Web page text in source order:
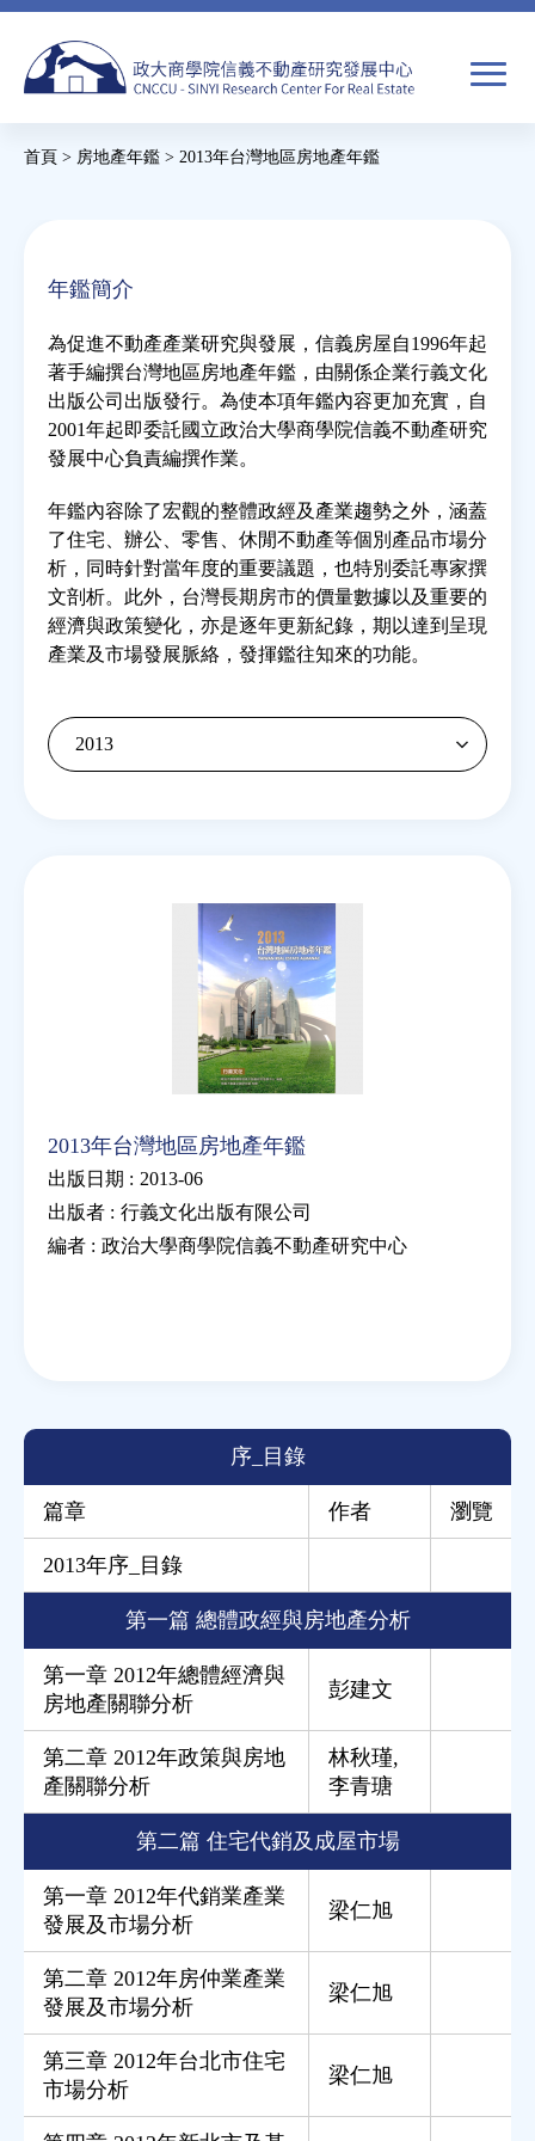
Jump
navigation
表
搜
焦點新聞
教育推廣
房市分析
研究獎勵
房地產年鑑
電子報
這
首頁 > 房地產年鑑 > 2013年台灣地區房地產年鑑
年鑑簡介
為促進不動產產業研究與發展，信義房屋自1996年起
著手編撰台灣地區房地產年鑑，由關係企業行義文化
出版公司出版發行。為使本項年鑑內容更加充實，自
2001年起即委託國立政治大學商學院信義不動產研究
發展中心負責編撰作業。
年鑑內容除了宏觀的整體政經及產業趨勢之外，涵蓋
了住宅、辦公、零售、休閒不動產等個別產品市場分
析，同時針對當年度的重要議題，也特別委託專家撰
文剖析。此外，台灣長期房市的價量數據以及重要的
經濟與政策變化，亦是逐年更新紀錄，期以達到呈現
產業及市場發展脈絡，發揮鑑往知來的功能。
2013年台灣地區房地產年鑑
出版日期 : 2013-06
出版者 : 行義文化出版有限公司
編者 : 政治大學商學院信義不動產研究中心
序_目錄
篇章 作者 瀏覽
2013年序_目錄
第一篇 總體政經與房地產分析
第一章 2012年總體經濟與
房地產關聯分析
彭建文
第二章 2012年政策與房地
產關聯分析
林秋瑾,
李青瑭
第二篇 住宅代銷及成屋市場
第一章 2012年代銷業產業
發展及市場分析
梁仁旭
第二章 2012年房仲業產業
發展及市場分析
梁仁旭
第三章 2012年台北市住宅
市場分析
梁仁旭